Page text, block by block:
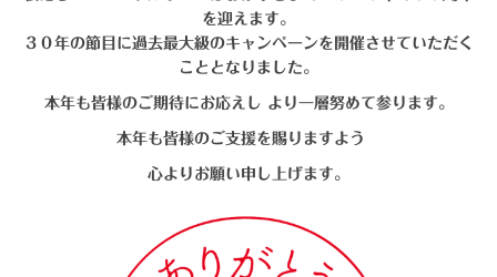
検索・見学予約
ション
キャンペーン・コラボ情報
を迎えます。
３０年の節目に過去最大級のキャンペーンを開催させていただく
こととなりました。
本年も皆様のご期待にお応えし より一層努めて参ります。
本年も皆様のご支援を賜りますよう
心よりお願い申し上げます。